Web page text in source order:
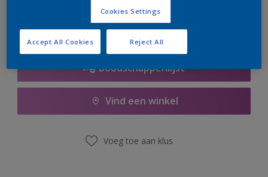
Boodschappenlijst
Vind een winkel
Voeg toe aan klus
Cookies Settings
Reject All
Accept All Cookies